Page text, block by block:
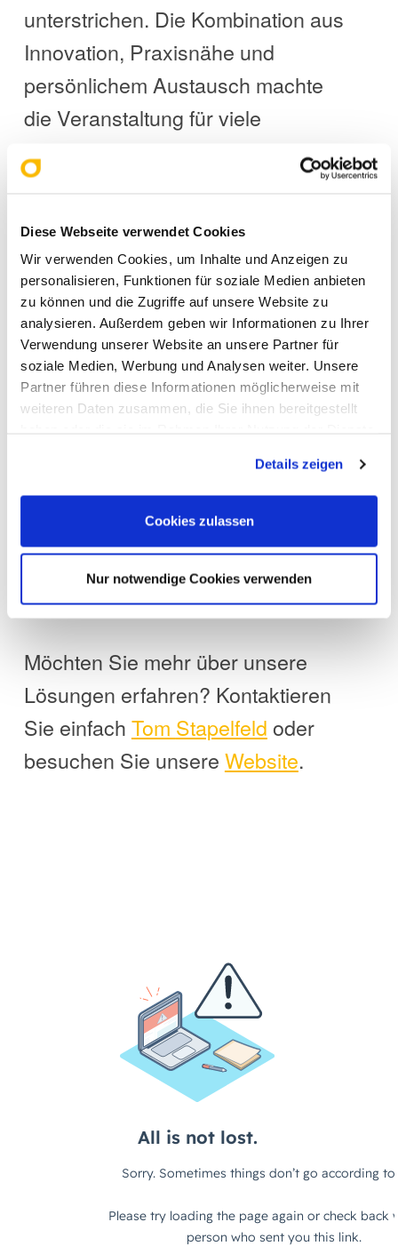
Diese Webseite verwendet Cookies
Wir verwenden Cookies, um Inhalte und Anzeigen zu
personalisieren, Funktionen für soziale Medien anbieten
zu können und die Zugriffe auf unsere Website zu
analysieren. Außerdem geben wir Informationen zu Ihrer
Verwendung unserer Website an unsere Partner für
soziale Medien, Werbung und Analysen weiter. Unsere
Partner führen diese Informationen möglicherweise mit
weiteren Daten zusammen, die Sie ihnen bereitgestellt
Cookies, wenn Sie unsere Webseite weiterhin nutzen.
Details zeigen
Cookies zulassen
Nur notwendige Cookies verwenden
unterstrichen. Die Kombination aus
Innovation, Praxisnähe und
persönlichem Austausch machte
die Veranstaltung für viele
Besucher zu einem wichtigen
Impulsgeber. Wer sich frühzeitig
informieren und wertvolle Kontakte
knüpfen wollte, fand in Berlin erneut
die passende Gelegenheit dazu.
Möchten Sie mehr über unsere
Lösungen erfahren? Kontaktieren
Sie einfach Tom Stapelfeld oder
besuchen Sie unsere Website.